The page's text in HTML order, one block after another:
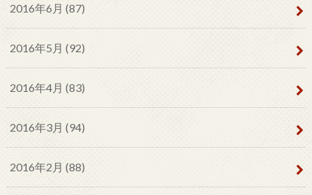
2016年6月 (87)
2016年5月 (92)
2016年4月 (83)
2016年3月 (94)
2016年2月 (88)